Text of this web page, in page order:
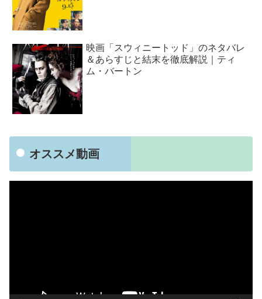
映画「スウィニートッド」のネタバレ
＆あらすじと結末を徹底解説｜ティ
ム・バートン
オススメ動画